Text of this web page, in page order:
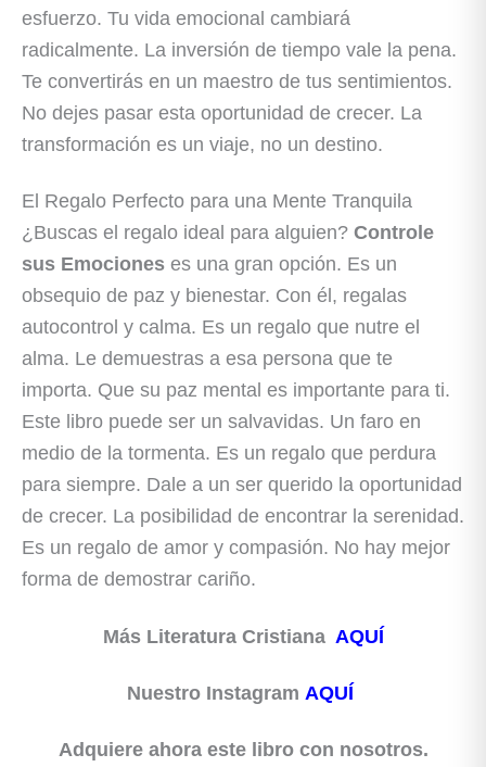
esfuerzo. Tu vida emocional cambiará
radicalmente. La inversión de tiempo vale la pena.
Te convertirás en un maestro de tus sentimientos.
No dejes pasar esta oportunidad de crecer. La
transformación es un viaje, no un destino.
El Regalo Perfecto para una Mente Tranquila
¿Buscas el regalo ideal para alguien? Controle
sus Emociones es una gran opción. Es un
obsequio de paz y bienestar. Con él, regalas
autocontrol y calma. Es un regalo que nutre el
alma. Le demuestras a esa persona que te
importa. Que su paz mental es importante para ti.
Este libro puede ser un salvavidas. Un faro en
medio de la tormenta. Es un regalo que perdura
para siempre. Dale a un ser querido la oportunidad
de crecer. La posibilidad de encontrar la serenidad.
Es un regalo de amor y compasión. No hay mejor
forma de demostrar cariño.
Más Literatura Cristiana AQUÍ
Nuestro Instagram AQUÍ
Adquiere ahora este libro con nosotros.